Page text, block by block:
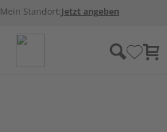
Mein Standort:Jetzt angeben